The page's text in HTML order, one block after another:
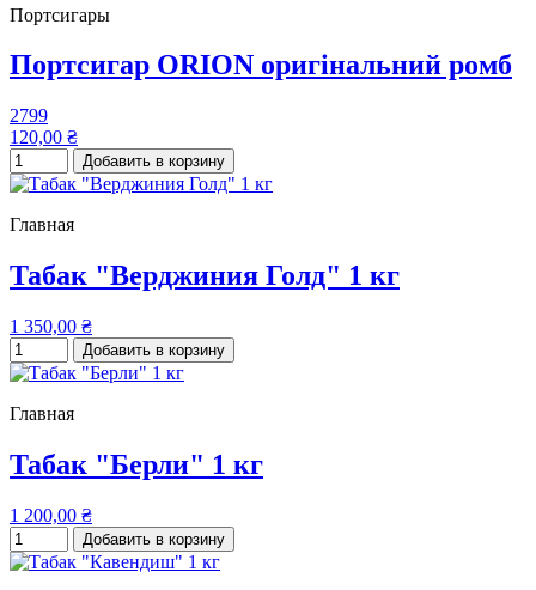
Портсигары
Портсигар ORION оригінальний ромб
2799
120,00 ₴
Добавить в корзину
Главная
Табак "Верджиния Голд" 1 кг
1 350,00 ₴
Добавить в корзину
Главная
Табак "Берли" 1 кг
1 200,00 ₴
Добавить в корзину